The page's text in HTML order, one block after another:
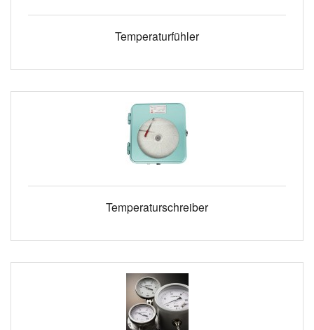
Temperaturfühler
Temperaturschreiber